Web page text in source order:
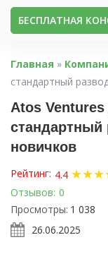
БЕСПЛАТНАЯ
Главная »
стандартный
Atos
стандартный
новичков
Рейтинг: 4.4 ★★★
Отзывов: 0
Просмотры: 1 038
26.06.2025